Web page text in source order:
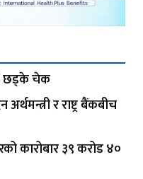
छड्के चेक
र राष्ट्र बैंकबीच
कारोबार ३९ करोड ४०